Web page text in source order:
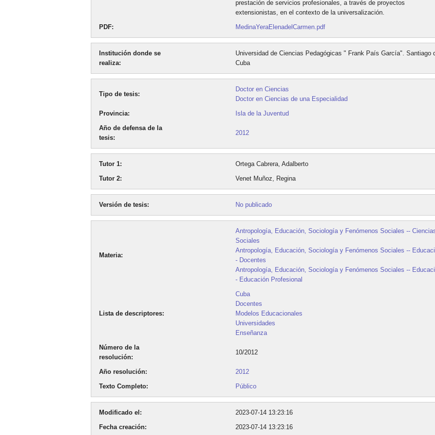
prestación de servicios profesionales, a través de proyectos
extensionistas, en el contexto de la universalización.
PDF
MedinaYeraElenadelCarmen.pdf
Institución donde se
realiza
Universidad de Ciencias Pedagógicas " Frank País García". Santiago
Cuba
Tipo de tesis
Doctor en Ciencias
Doctor en Ciencias de una Especialidad
Provincia
Isla de la Juventud
Año de defensa de la
tesis
2012
Tutor 1
Ortega Cabrera, Adalberto
Tutor 2
Venet Muñoz, Regina
Versión de tesis No publicado
Materia
Antropología, Educación, Sociología y Fenómenos Sociales --
Sociales
Antropología, Educación, Sociología y Fenómenos Sociales --
- Docentes
Antropología, Educación, Sociología y Fenómenos Sociales --
- Educación Profesional
Lista de descriptores
Cuba
Docentes
Modelos Educacionales
Universidades
Enseñanza
Número de la
resolución
10/2012
Año resolución
2012
Texto Completo
Público
Modificado el
2023-07-14 13:23:16
Fecha creación
2023-07-14 13:23:16